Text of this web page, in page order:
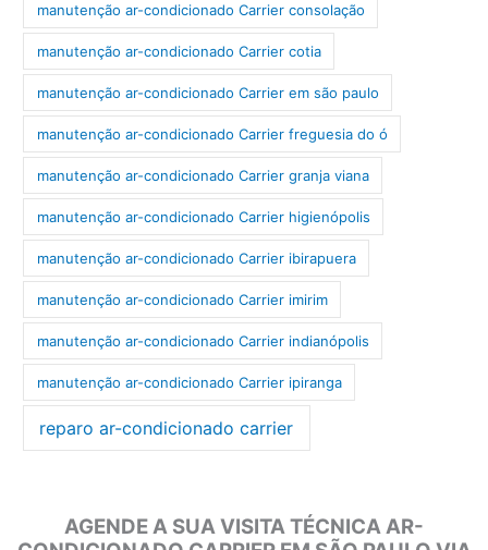
manutenção ar-condicionado Carrier consolação
manutenção ar-condicionado Carrier cotia
manutenção ar-condicionado Carrier em são paulo
manutenção ar-condicionado Carrier freguesia do ó
manutenção ar-condicionado Carrier granja viana
manutenção ar-condicionado Carrier higienópolis
manutenção ar-condicionado Carrier ibirapuera
manutenção ar-condicionado Carrier imirim
manutenção ar-condicionado Carrier indianópolis
manutenção ar-condicionado Carrier ipiranga
reparo ar-condicionado carrier
AGENDE A SUA VISITA TÉCNICA AR-